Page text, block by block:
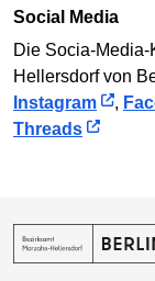
Social Media
Die Socia-
Hellersdorf von
Instagram
,
Threads